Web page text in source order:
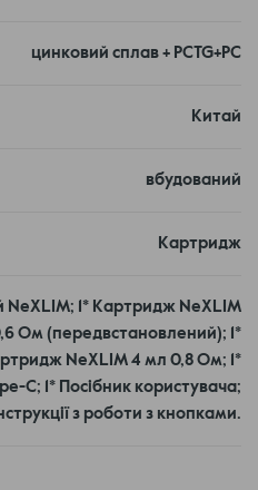
зарядкою Type-C (5 В/2 А).
та сумісність з рідинами
легко налаштувати потік
та Nicsalt рідинами
цинковий сплав + PCTG+PC
Китай
вбудований
Картридж
NeXLIM; 1* Картридж NeXLIM
Ом (передвстановлений); 1*
NeXLIM 4 мл 0,8 Ом; 1*
C; 1* Посібник користувача;
з роботи з кнопками.